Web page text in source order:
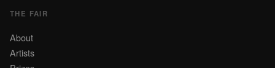
THE FAIR
About
Artists